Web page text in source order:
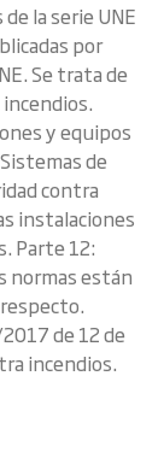
la serie UNE
por
Se trata de
y equipos
de
contra
instalaciones
Parte 12:
normas están
de 12 de
incendios.